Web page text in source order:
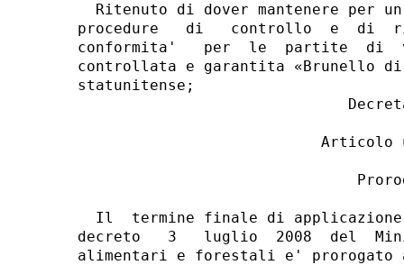
Ritenuto di dover mantenere per
procedure   di   controllo  e  di
conformita'   per  le  partite  di
controllata e garantita «Brunello di
statunitense;
Articolo
Il  termine finale di
decreto   3   luglio  2008  del
alimentari e forestali e' prorogato